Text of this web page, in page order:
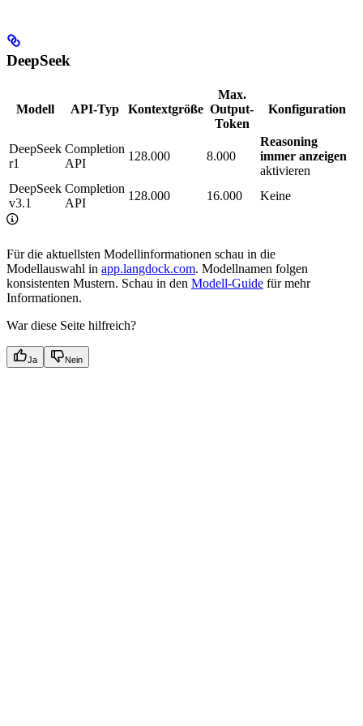
DeepSeek
Modell API-Typ Kontextgröße
Max.
Output-
Token
Konfiguration
DeepSeek
r1
Completion
API
128.000 8.000
Reasoning
immer anzeigen
aktivieren
DeepSeek
v3.1
Completion
API
128.000 16.000 Keine
Für die aktuellsten Modellinformationen schau in die
Modellauswahl in app.langdock.com. Modellnamen folgen
konsistenten Mustern. Schau in den Modell-Guide für mehr
Informationen.
War diese Seite hilfreich?
Ja Nein